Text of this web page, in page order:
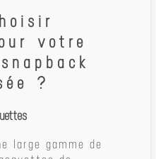
votre
?
large gamme de